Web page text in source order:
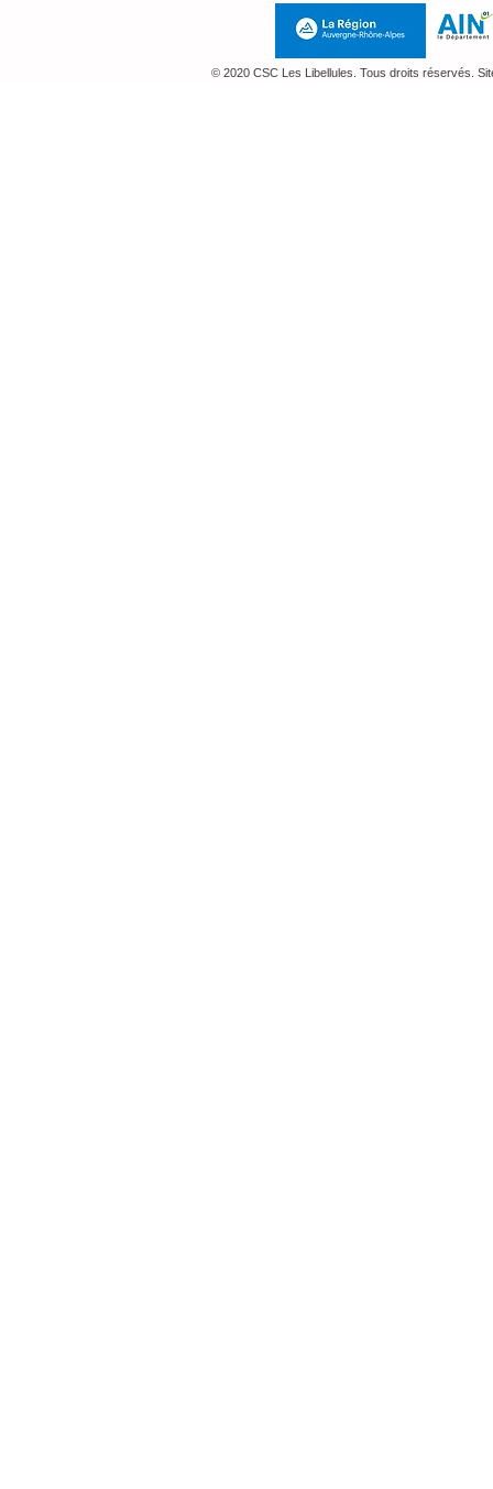
© 2020 CSC Les Libellules. Tous droits réservés.